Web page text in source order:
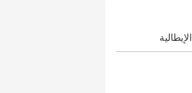
الإيطالية